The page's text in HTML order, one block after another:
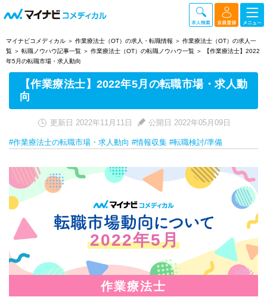
マイナビコメディカル 作業療法士（OT）の求人・転職情報
作業療法士（OT）の求人一
覧
転職ノウハウ記事一覧 作業療法士（OT）の転職ノウハウ一覧
【作業療法士】2022
年5月の転職市場・求人動向
【作業療法士】2022年5月の転職市場・求人動
向
更新日 2022年11月11日 公開日 2022年05月09日
#作業療法士の転職市場・求人動向 #情報収集 #転職検討/準備
2022年5月
作業療法士